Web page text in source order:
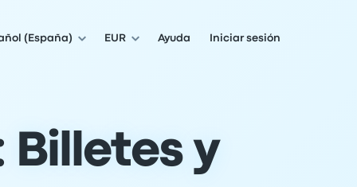
(España) EUR Ayuda Iniciar sesión
Billetes y